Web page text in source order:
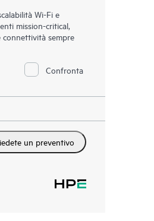
Wi-Fi e
mission-critical,
connettività sempre
Confronta
un preventivo